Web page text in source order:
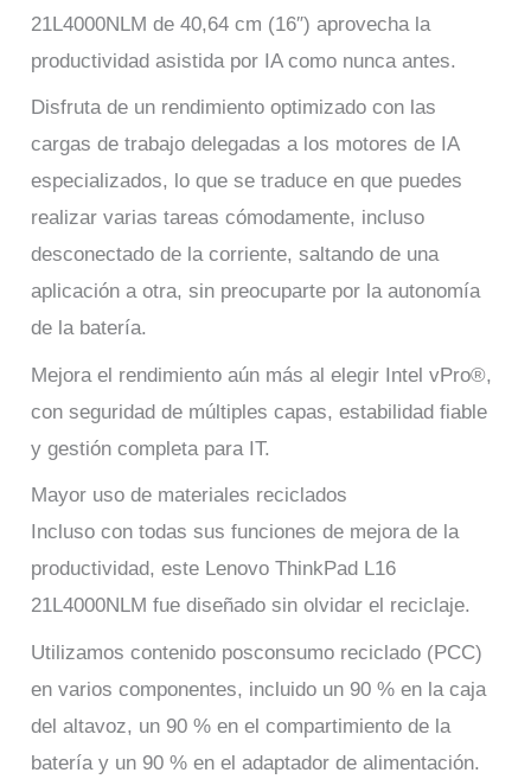
21L4000NLM de 40,64 cm (16″) aprovecha la
productividad asistida por IA como nunca antes.
Disfruta de un rendimiento optimizado con las
cargas de trabajo delegadas a los motores de IA
especializados, lo que se traduce en que puedes
realizar varias tareas cómodamente, incluso
desconectado de la corriente, saltando de una
aplicación a otra, sin preocuparte por la autonomía
de la batería.
Mejora el rendimiento aún más al elegir Intel vPro®,
con seguridad de múltiples capas, estabilidad fiable
y gestión completa para IT.
Mayor uso de materiales reciclados
Incluso con todas sus funciones de mejora de la
productividad, este Lenovo ThinkPad L16
21L4000NLM fue diseñado sin olvidar el reciclaje.
Utilizamos contenido posconsumo reciclado (PCC)
en varios componentes, incluido un 90 % en la caja
del altavoz, un 90 % en el compartimiento de la
batería y un 90 % en el adaptador de alimentación.